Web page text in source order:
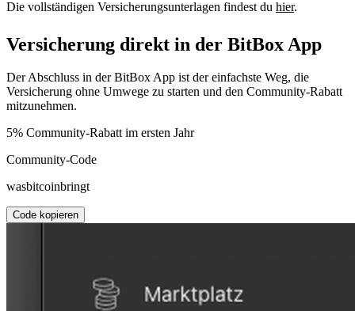
Die vollständigen Versicherungsunterlagen findest du hier.
Versicherung direkt in der BitBox App
Der Abschluss in der BitBox App ist der einfachste Weg, die
Versicherung ohne Umwege zu starten und den Community-Rabatt
mitzunehmen.
5% Community-Rabatt im ersten Jahr
Community-Code
wasbitcoinbringt
Code kopieren